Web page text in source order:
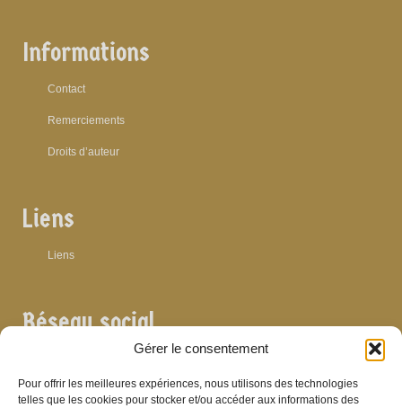
Gérer le consentement
Pour offrir les meilleures expériences, nous utilisons des technologies
telles que les cookies pour stocker et/ou accéder aux informations des
Informations
Contact
Remerciements
Droits d’auteur
Liens
Liens
Réseau social